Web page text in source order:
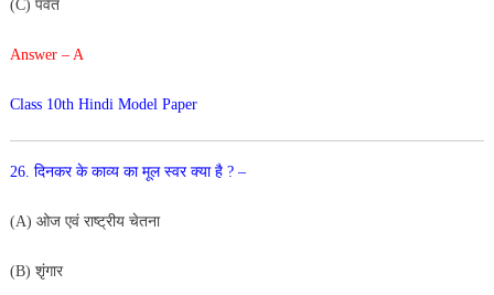
(C) पर्वत
Answer – A
Class 10th Hindi Model Paper
26. दिनकर के काव्य का मूल स्वर क्या है ? –
(A) ओज एवं राष्ट्रीय चेतना
(B) शृंगार